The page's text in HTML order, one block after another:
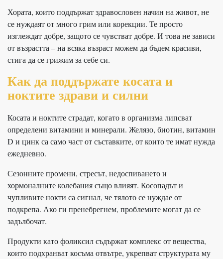
Хората, които поддържат здравословен начин на живот, не
се нуждаят от много грим или корекции. Те просто
изглеждат добре, защото се чувстват добре. И това не зависи
от възрастта – на всяка възраст можем да бъдем красиви,
стига да се грижим за себе си.
Как да поддържате косата и
ноктите здрави и силни
Косата и ноктите страдат, когато в организма липсват
определени витамини и минерали. Желязо, биотин, витамин
D и цинк са само част от съставките, от които те имат нужда
ежедневно.
Сезонните промени, стресът, недоспиването и
хормоналните колебания също влияят. Косопадът и
чупливите нокти са сигнал, че тялото се нуждае от
подкрепа. Ако ги пренебрегнем, проблемите могат да се
задълбочат.
Продукти като фоликсил съдържат комплекс от вещества,
които подхранват косъма отвътре, укрепват структурата му